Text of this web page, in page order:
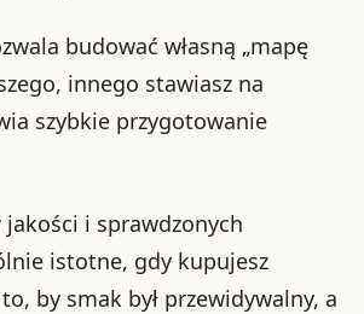
budować własną „mapę
innego stawiasz na
szybkie przygotowanie
i sprawdzonych
istotne, gdy kupujesz
by smak był przewidywalny, a